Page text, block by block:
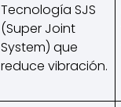
Tecnología SJS
(Super Joint
System) que
reduce vibración.